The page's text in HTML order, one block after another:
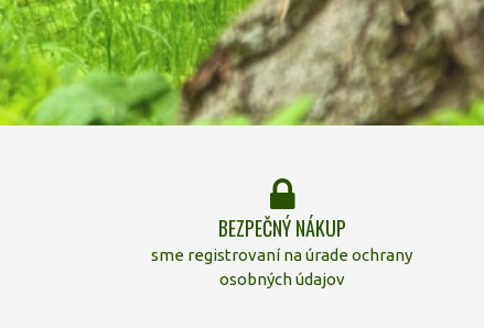
BEZPEČNÝ NÁKUP
sme registrovaní na úrade ochrany
osobných údajov